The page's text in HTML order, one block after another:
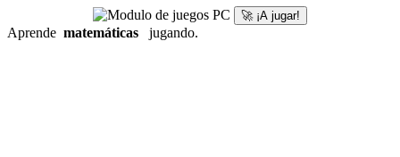
🚀 ¡A jugar!
Aprende matemáticas jugando.